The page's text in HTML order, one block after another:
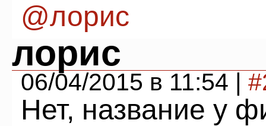
@лорис
лорис
06/04/2015 в 11:54 |
Нет, название у